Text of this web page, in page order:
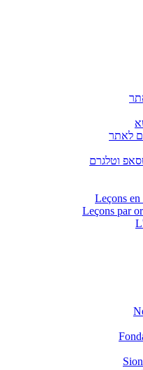
לאתר
וטלגרם
Leçons en
Leçons par